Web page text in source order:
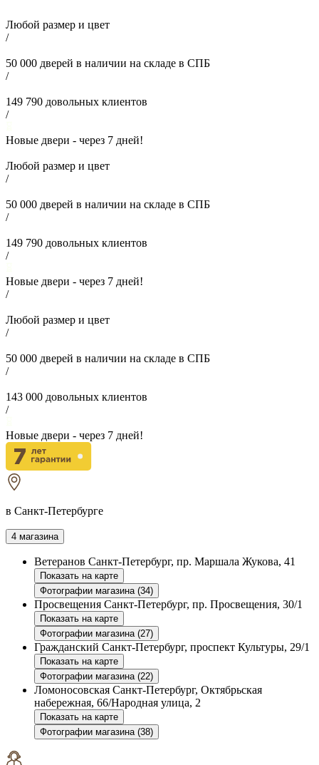
Любой размер и цвет
/
50 000 дверей в наличии на складе в СПБ
/
149 790 довольных клиентов
/
Новые двери - через 7 дней!
Любой размер и цвет
/
50 000 дверей в наличии на складе в СПБ
/
149 790 довольных клиентов
/
Новые двери - через 7 дней!
/
Любой размер и цвет
/
50 000 дверей в наличии на складе в СПБ
/
143 000 довольных клиентов
/
Новые двери - через 7 дней!
в Санкт-Петербурге
4 магазина
Ветеранов Санкт-Петербург, пр. Маршала Жукова, 41
Показать на карте
Фотографии магазина (34)
Просвещения Санкт-Петербург, пр. Просвещения, 30/1
Показать на карте
Фотографии магазина (27)
Гражданский Санкт-Петербург, проспект Культуры, 29/1
Показать на карте
Фотографии магазина (22)
Ломоносовская Санкт-Петербург, Октябрьская
набережная, 66/Народная улица, 2
Показать на карте
Фотографии магазина (38)